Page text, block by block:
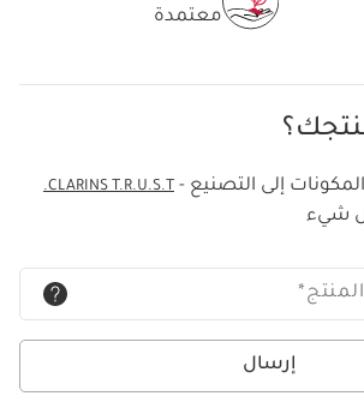
معتمدة
إلى التصنيع - CLARINS T.R.U.S.T.
شيء
*
إرسال